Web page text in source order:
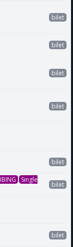
bilet
bilet
bilet
bilet
bilet
Single
bilet
bilet